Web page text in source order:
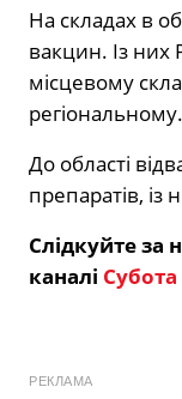
На складах в
вакцин. Із них
місцевому
регіональному.
До області
препаратів,
Слідкуйте
каналі
РЕКЛАМА